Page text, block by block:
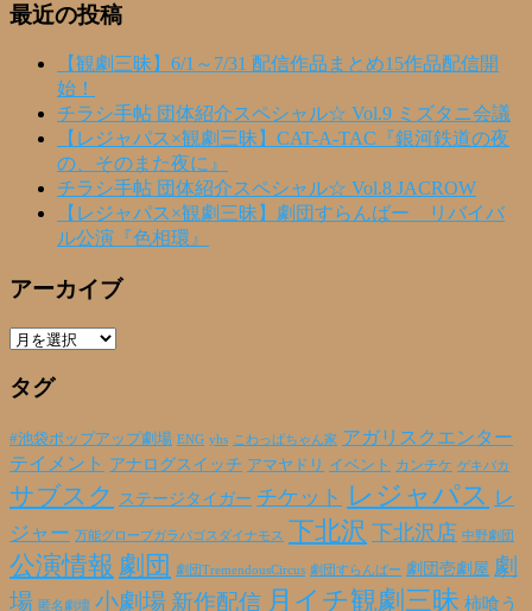
最近の投稿
【観劇三昧】6/1～7/31 配信作品まとめ15作品配信開
始！
チラシ手帖 団体紹介スペシャル☆ Vol.9 ミズタニ会議
【レジャパス×観劇三昧】CAT-A-TAC『銀河鉄道の夜
の、そのまた夜に』
チラシ手帖 団体紹介スペシャル☆ Vol.8 JACROW
【レジャパス×観劇三昧】劇団すらんばー リバイバ
ル公演『色相環』
アーカイブ
ア
カ
ブ
タグ
#池袋ポップアップ劇場 ENG yhs こわっぱちゃん家 アガリスクエンター
テイメント アナログスイッチ アマヤドリ イベント カンチケ ゲキバカ
サブスク ステージタイガー チケット レジャパス レ
ジャー 万能グローブガラパゴスダイナモス 下北沢 下北沢店 中野劇団
公演情報 劇団 劇団TremendousCircus 劇団すらんばー 劇団壱劇屋 劇
場 匿名劇壇 小劇場 新作配信 月イチ観劇三昧 柿喰う